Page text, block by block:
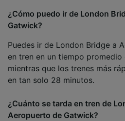
¿Cómo puedo ir de London
Gatwick?
Puedes ir de London Bridge a
en tren en un tiempo promedio
mientras que los trenes más
en tan solo 28 minutos.
¿Cuánto se tarda en tren de
Aeropuerto de Gatwick?